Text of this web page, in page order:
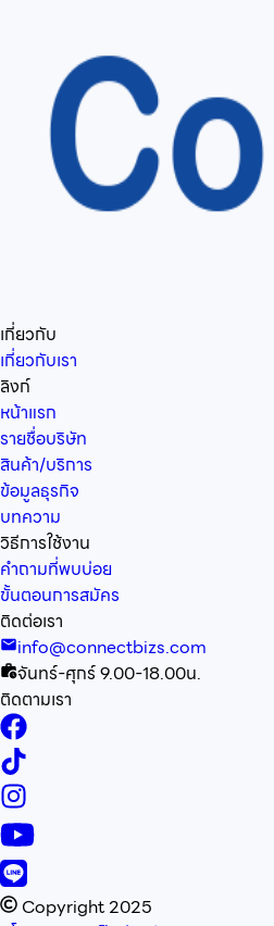
เกี่ยวกับ
เกี่ยวกับเรา
ลิงก์
หน้าแรก
รายชื่อบริษัท
สินค้า/บริการ
ข้อมูลธุรกิจ
บทความ
วิธีการใช้งาน
คำถามที่พบบ่อย
ขั้นตอนการสมัคร
ติดต่อเรา
info@connectbizs.com
จันทร์-ศุกร์ 9.00-18.00น.
ติดตามเรา
Copyright 2025